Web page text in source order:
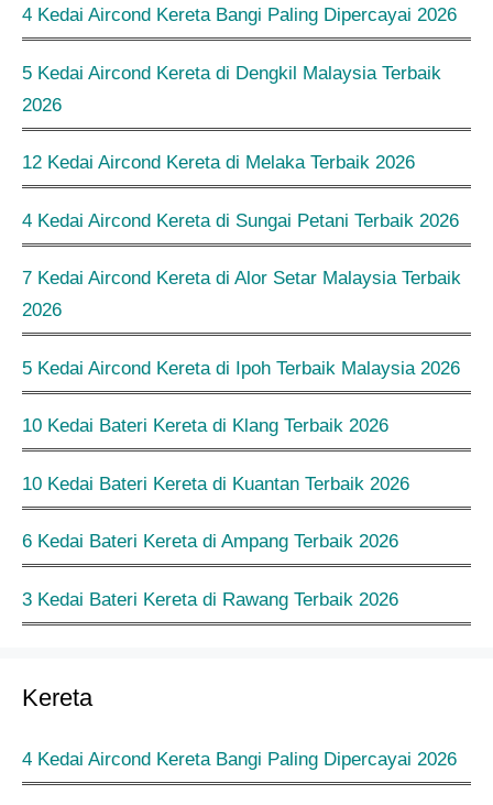
4 Kedai Aircond Kereta Bangi Paling Dipercayai 2026
5 Kedai Aircond Kereta di Dengkil Malaysia Terbaik
2026
12 Kedai Aircond Kereta di Melaka Terbaik 2026
4 Kedai Aircond Kereta di Sungai Petani Terbaik 2026
7 Kedai Aircond Kereta di Alor Setar Malaysia Terbaik
2026
5 Kedai Aircond Kereta di Ipoh Terbaik Malaysia 2026
10 Kedai Bateri Kereta di Klang Terbaik 2026
10 Kedai Bateri Kereta di Kuantan Terbaik 2026
6 Kedai Bateri Kereta di Ampang Terbaik 2026
3 Kedai Bateri Kereta di Rawang Terbaik 2026
Kereta
4 Kedai Aircond Kereta Bangi Paling Dipercayai 2026